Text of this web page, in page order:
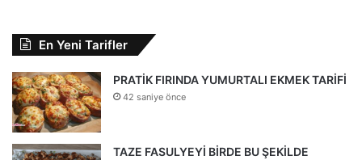
En Yeni Tarifler
PRATİK FIRINDA YUMURTALI EKMEK TARİFİ
42 saniye önce
TAZE FASULYEYİ BİRDE BU ŞEKİLDE